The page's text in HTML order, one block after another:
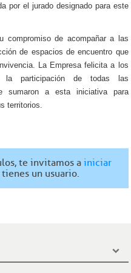
por el jurado designado para este
compromiso de acompañar a las
de espacios de encuentro que
La Empresa felicita a los
la participación de todas las
sumaron a esta iniciativa para
territorios.
te invitamos ainiciar
tienes un usuario.